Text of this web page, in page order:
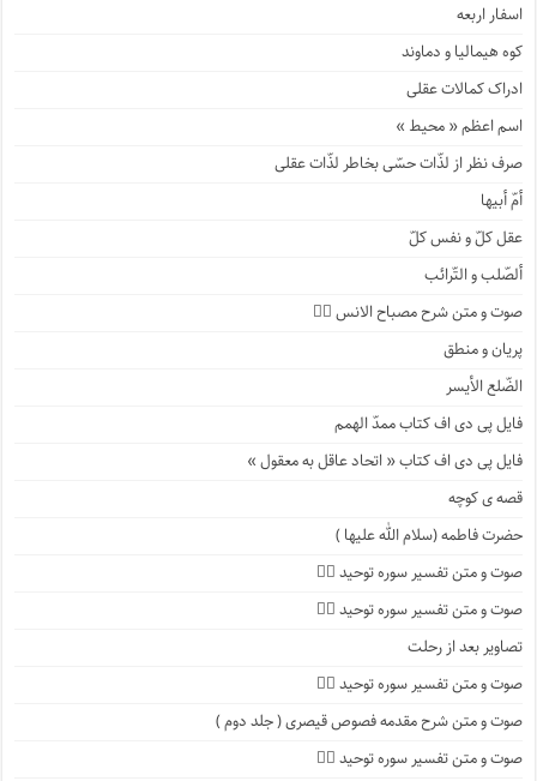
اسفار اربعه
کوه هیمالیا و دماوند
ادراک کمالات عقلی
اسم اعظم « محیط »
صرف نظر از لذّات حسّی بخاطر لذّات عقلی
أمّ أبیها
عقل کلّ و نفس کلّ
ألصّلب و التّرائب
صوت و متن شرح مصباح الانس ۹️⃣
پریان و منطق
الضّلع الأیسر
فایل پی دی اف کتاب ممدّ الهمم
فایل پی دی اف کتاب « اتحاد عاقل به معقول »
قصه ی کوچه
حضرت فاطمه (سلام الله علیها )
صوت و متن تفسیر سوره توحید ۴️⃣
صوت و متن تفسیر سوره توحید ۳️⃣
تصاویر بعد از رحلت
صوت و متن تفسیر سوره توحید ۲️⃣
صوت و متن شرح مقدمه فصوص قیصری ( جلد دوم )
صوت و متن تفسیر سوره توحید ۱️⃣